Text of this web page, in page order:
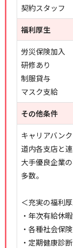
契約スタッフ
福利厚生
労災保険加入
研修あり
制服貸与
マスク支給
その他条件
キャリアバン
道内各支店と
大手優良企業
多数。
＜充実の福利
・年次有給休
・各種社会保
・定期健康診断